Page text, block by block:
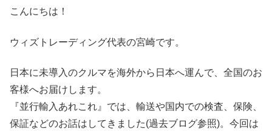
こんにちは！
ウィズトレーディング代表の宮崎です。
日本に未導入のクルマを海外から日本へ運んで、全国のお
客様へお届けします。
『並行輸入あれこれ』では、輸送や国内での検査、保険、
保証などのお話はしてきました(過去ブログ参照)。今回は